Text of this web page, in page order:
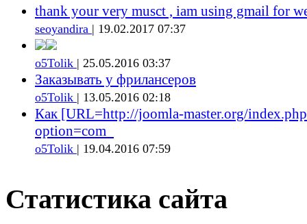
thank your very musct , iam using gmail for
seoyandira | 19.02.2017 07:37
o5Tolik | 25.05.2016 03:37
Заказывать у фрилансеров
o5Tolik | 13.05.2016 02:18
Как [URL=http://joomla-master.org/
option=com_
o5Tolik | 19.04.2016 07:59
Статистика сайта